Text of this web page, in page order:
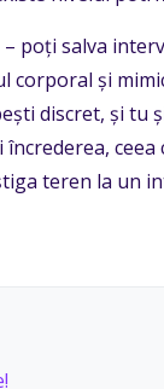
poți salva
corporal și
discret, și
teren la un